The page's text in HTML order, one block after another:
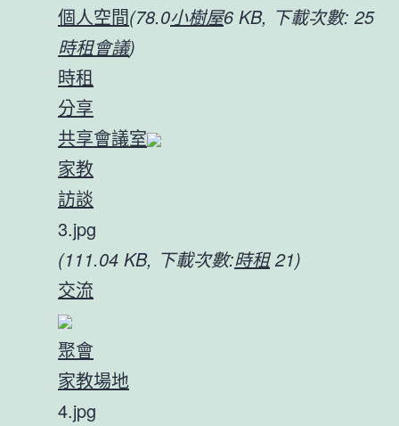
個人空間(78.0小樹屋6 KB, 下載次數: 25
時租會議)
時租
分享
共享會議室
家教
訪談
3.jpg
(111.04 KB, 下載次數:時租21)
交流
聚會
家教場地
4.jpg